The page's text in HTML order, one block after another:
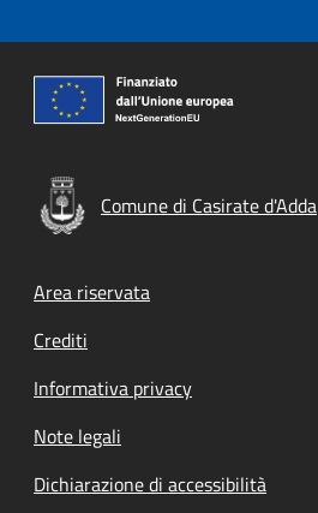
Comune di Casirate d'Adda
Footer menu
Area riservata
Crediti
Informativa privacy
Note legali
Dichiarazione di accessibilità